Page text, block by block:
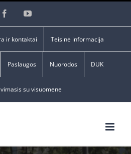
FacebookYouTube
ir kontaktai Teisinė informacija
Paslaugos Nuorodos DUK
su visuomene